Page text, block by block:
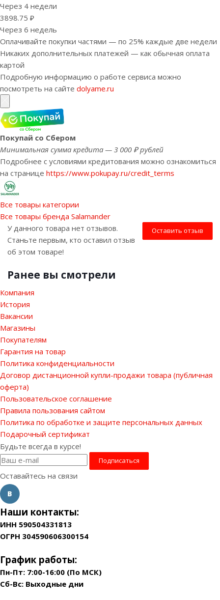
Через 4 недели
3898.75 ₽
Через 6 недель
Оплачивайте покупки частями — по 25% каждые две недели
Никаких дополнительных платежей — как обычная оплата
картой
Подробную информацию о работе сервиса можно
посмотреть на сайте dolyame.ru
Покупай со Сбером
Минимальная сумма кредита — 3 000 ₽ рублей
Подробнее с условиями кредитования можно ознакомиться
на странице https://www.pokupay.ru/credit_terms
Все товары категории
Все товары бренда Salamander
Оставить отзыв
У данного товара нет отзывов.
Станьте первым, кто оставил отзыв
об этом товаре!
Ранее вы смотрели
Компания
История
Вакансии
Магазины
Покупателям
Гарантия на товар
Политика конфиденциальности
Договор дистанционной купли-продажи товара (публичная
оферта)
Пользовательское соглашение
Правила пользования сайтом
Политика по обработке и защите персональных данных
Подарочный сертификат
Будьте всегда в курсе!
Оставайтесь на связи
Наши контакты:
ИНН 590504331813
ОГРН 304590606300154
График работы:
Пн-Пт: 7:00-16:00 (По МСК)
Сб-Вс: Выходные дни